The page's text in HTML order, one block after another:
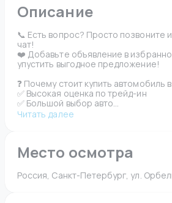
Описание
📞 Есть вопрос? Просто позвоните
чат!
❤️ Добавьте объявление в
упустить выгодное предложение!
❓ Почему стоит купить автомобиль в
✅ Высокая оценка по трейд-ин
✅ Большой выбор авто...
Читать далее
Место осмотра
Россия, Санкт-Петербург, ул.